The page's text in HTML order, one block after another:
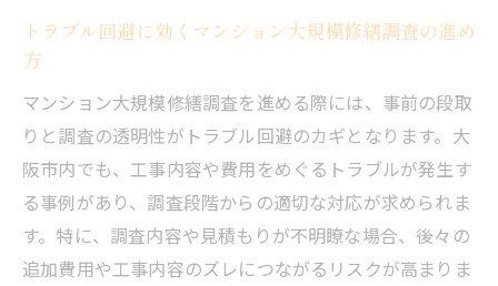
トラブル回避に効くマンション大規模修繕調査の進め
方
マンション大規模修繕調査を進める際には、事前の段取
りと調査の透明性がトラブル回避のカギとなります。大
阪市内でも、工事内容や費用をめぐるトラブルが発生す
る事例があり、調査段階からの適切な対応が求められま
す。特に、調査内容や見積もりが不明瞭な場合、後々の
追加費用や工事内容のズレにつながるリスクが高まりま